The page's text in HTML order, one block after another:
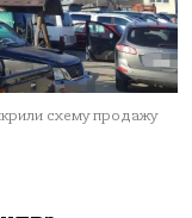
схему продажу